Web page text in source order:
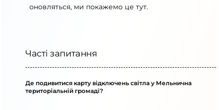
оновляться, ми покажемо це тут.
Часті запитання
Де подивитися карту відключень світла у Мельнична
територіальній громаді?